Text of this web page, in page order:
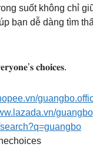
suốt không chỉ
bạn dễ dàng tìm
𝐜𝐡𝐨𝐢𝐜𝐞𝐬.
guangbo